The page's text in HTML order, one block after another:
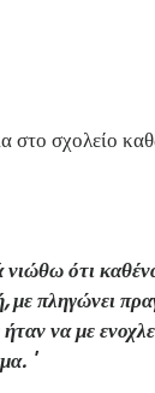
στο σχολείο
ότι
με πληγώνει
να με
'